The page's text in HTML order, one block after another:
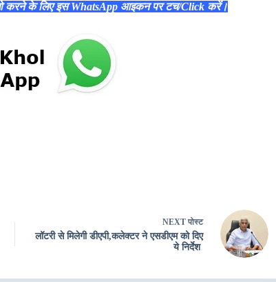
करने के लिए इस WhatsApp आइकन पर टच/Click करें।
NEXT पोस्ट
लॉटरी से मिलेगी डीएपी,कलेक्टर ने एसडीएम को दिए
ये निर्देश